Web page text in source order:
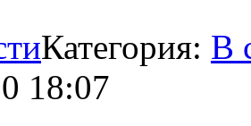
Категория: В
18:07